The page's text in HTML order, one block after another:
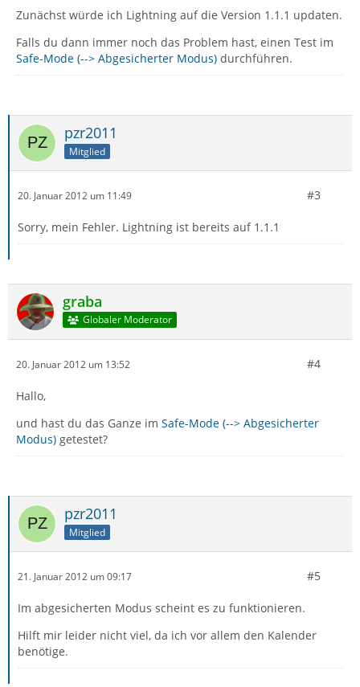
Zunächst würde ich Lightning auf die Version 1.1.1 updaten.
Falls du dann immer noch das Problem hast, einen Test im
Safe-Mode (--> Abgesicherter Modus) durchführen.
pzr2011
Mitglied
20. Januar 2012 um 11:49 #3
Sorry, mein Fehler. Lightning ist bereits auf 1.1.1
graba
Globaler Moderator
20. Januar 2012 um 13:52 #4
Hallo,
und hast du das Ganze im Safe-Mode (--> Abgesicherter
Modus) getestet?
pzr2011
Mitglied
21. Januar 2012 um 09:17 #5
Im abgesicherten Modus scheint es zu funktionieren.
Hilft mir leider nicht viel, da ich vor allem den Kalender
benötige.